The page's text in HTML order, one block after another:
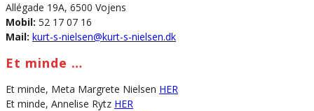
Allégade 19A, 6500 Vojens
Mobil: 52 17 07 16
Mail: kurt-s-nielsen@kurt-s-nielsen.dk
Et minde …
Et minde, Meta Margrete Nielsen HER
Et minde, Annelise Rytz HER